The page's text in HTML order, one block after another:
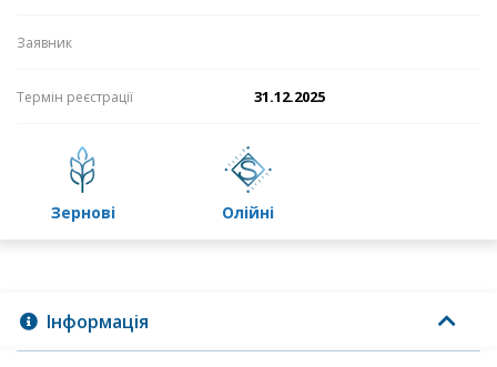
Заявник
Термін реєстрації 31.12.2025
зернові олійні
Інформація